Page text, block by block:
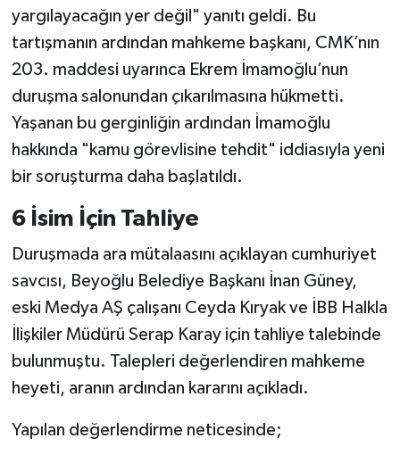
yargılayacağın yer değil" yanıtı geldi. Bu
tartışmanın ardından mahkeme başkanı, CMK’nın
203. maddesi uyarınca Ekrem İmamoğlu’nun
duruşma salonundan çıkarılmasına hükmetti.
Yaşanan bu gerginliğin ardından İmamoğlu
hakkında "kamu görevlisine tehdit" iddiasıyla yeni
bir soruşturma daha başlatıldı.
6 İsim İçin Tahliye
Duruşmada ara mütalaasını açıklayan cumhuriyet
savcısı, Beyoğlu Belediye Başkanı İnan Güney,
eski Medya AŞ çalışanı Ceyda Kıryak ve İBB Halkla
İlişkiler Müdürü Serap Karay için tahliye talebinde
bulunmuştu. Talepleri değerlendiren mahkeme
heyeti, aranın ardından kararını açıkladı.
Yapılan değerlendirme neticesinde;